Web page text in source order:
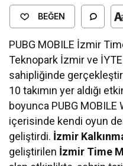
BEĞEN
PUBG MOBILE İzmir
Teknopark İzmir ve
sahipliğinde
10 takımın yer aldığı
boyunca PUBG
içerisinde kendi oyun
geliştirdi. İzmir
geliştirilen İzmir Time